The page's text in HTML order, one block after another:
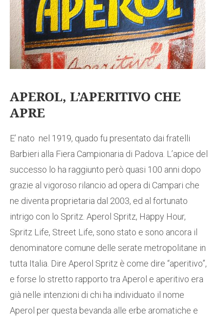
APEROL, L’APERITIVO CHE
APRE
E’ nato nel 1919, quado fu presentato dai fratelli
Barbieri alla Fiera Campionaria di Padova. L’apice del
successo lo ha raggiunto però quasi 100 anni dopo
grazie al vigoroso rilancio ad opera di Campari che
ne diventa proprietaria dal 2003, ed al fortunato
intrigo con lo Spritz. Aperol Spritz, Happy Hour,
Spritz Life, Street Life, sono stato e sono ancora il
denominatore comune delle serate metropolitane in
tutta Italia. Dire Aperol Spritz è come dire “aperitivo”,
e forse lo stretto rapporto tra Aperol e aperitivo era
già nelle intenzioni di chi ha individuato il nome
Aperol per questa bevanda alle erbe aromatiche e